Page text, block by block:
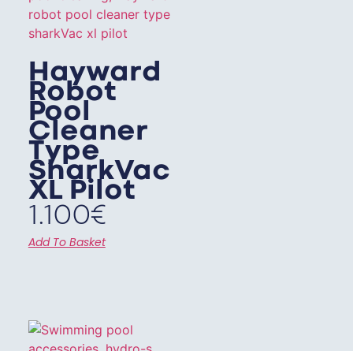
Hayward
Robot
Pool
Cleaner
Type
SharkVac
XL Pilot
1.100€
Add To Basket